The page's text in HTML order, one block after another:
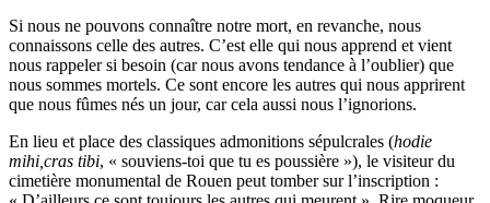
Si nous ne pouvons connaître notre mort, en revanche, nous
connaissons celle des autres. C’est elle qui nous apprend et vient
nous rappeler si besoin (car nous avons tendance à l’oublier) que
nous sommes mortels. Ce sont encore les autres qui nous apprirent
que nous fûmes nés un jour, car cela aussi nous l’ignorions.
En lieu et place des classiques admonitions sépulcrales (hodie
mihi, cras tibi, « souviens-toi que tu es poussière »), le visiteur du
cimetière monumental de Rouen peut tomber sur l’inscription :